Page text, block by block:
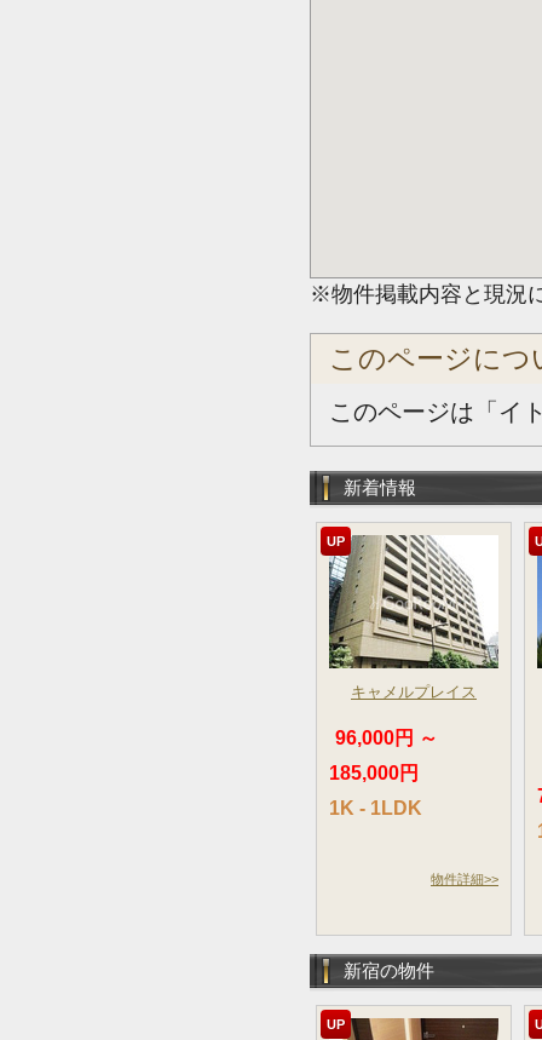
※物件掲載内容と現況
このページにつ
このページは「イ
新着情報
UP
キャメルプレイス
96,000円 ～
185,000円
1K - 1LDK
物件詳細>>
新宿の物件
UP